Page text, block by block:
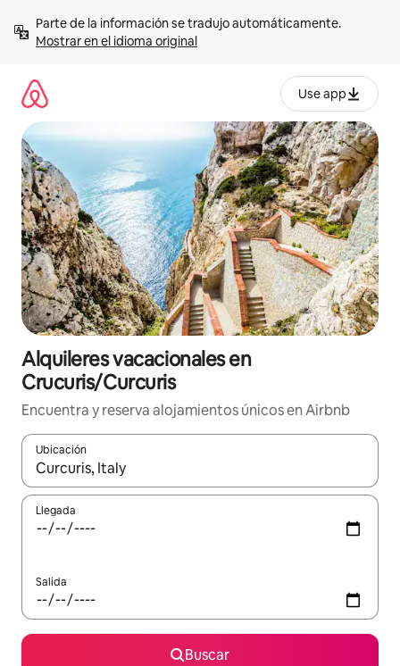
contenidoMostrar en el idioma original
Use app
Alquileres vacacionales en
Crucuris/Curcuris
Encuentra y reserva alojamientos únicos en Airbnb
Ubicación
Cuando los resultados estén disponibles, navega con las
Llegada
Salida
Buscar